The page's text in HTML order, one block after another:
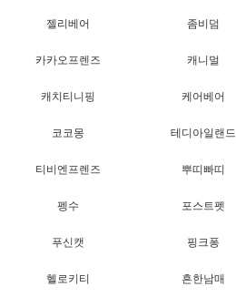
젤리베어 좀비덤
카카오프렌즈 캐니멀
캐치티니핑 케어베어
코코몽 테디아일랜드
티비엔프렌즈 뿌띠빠띠
펭수 포스트펫
푸신캣 핑크퐁
헬로키티 흔한남매